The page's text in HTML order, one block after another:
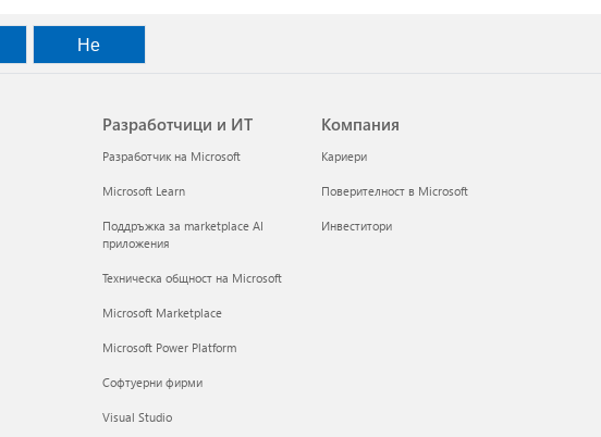
Не
Разработчици и ИТ
Разработчик на Microsoft
Microsoft Learn
Поддръжка за marketplace AI
приложения
Техническа общност на Microsoft
Microsoft Marketplace
Microsoft Power Platform
Софтуерни фирми
Visual Studio
Компания
Кариери
Поверителност в Microsoft
Инвеститори